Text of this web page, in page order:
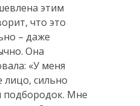
​​этим
что это
– даже
Она
«У меня
лицо, сильно
подбородок. Мне